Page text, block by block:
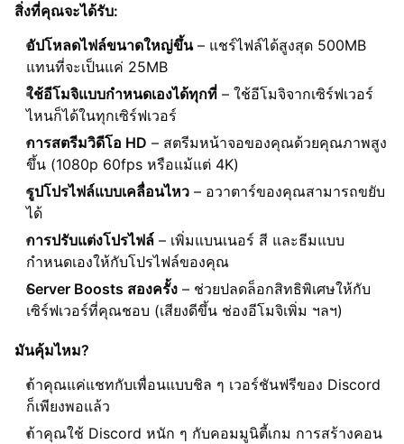
สิ่งที่คุณจะได้รับ:
อัปโหลดไฟล์ขนาดใหญ่ขึ้น– แชร์ไฟล์ได้สูงสุด 500MB
แทนที่จะเป็นแค่ 25MB
ใช้อีโมจิแบบกำหนดเองได้ทุกที่ – ใช้อีโมจิจากเซิร์ฟเวอร์
ไหนก็ได้ในทุกเซิร์ฟเวอร์
การสตรีมวิดีโอ HD – สตรีมหน้าจอของคุณด้วยคุณภาพสูง
ขึ้น (1080p 60fps หรือแม้แต่ 4K)
รูปโปรไฟล์แบบเคลื่อนไหว – อวาตาร์ของคุณสามารถขยับ
ได้
การปรับแต่งโปรไฟล์ – เพิ่มแบนเนอร์ สี และธีมแบบ
กำหนดเองให้กับโปรไฟล์ของคุณ
Server Boosts สองครั้ง – ช่วยปลดล็อกสิทธิพิเศษให้กับ
เซิร์ฟเวอร์ที่คุณชอบ (เสียงดีขึ้น ช่องอีโมจิเพิ่ม ฯลฯ)
มันคุ้มไหม?
ถ้าคุณแค่แชทกับเพื่อนแบบชิล ๆ เวอร์ชันฟรีของ Discord
ก็เพียงพอแล้ว
ถ้าคุณใช้ Discord หนัก ๆ กับคอมมูนิตี้เกม การสร้างคอน